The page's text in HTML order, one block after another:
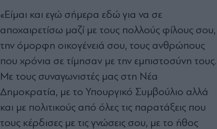
«Είμαι και εγώ σήμερα εδώ για να σε
αποχαιρετίσω μαζί με τους πολλούς φίλους σου,
την όμορφη οικογένειά σου, τους ανθρώπους
που χρόνια σε τίμησαν με την εμπιστοσύνη τους.
Με τους συναγωνιστές μας στη Νέα
Δημοκρατία, με το Υπουργικό Συμβούλιο αλλά
και με πολιτικούς από όλες τις παρατάξεις που
τους κέρδισες με τις γνώσεις σου, με το ήθος